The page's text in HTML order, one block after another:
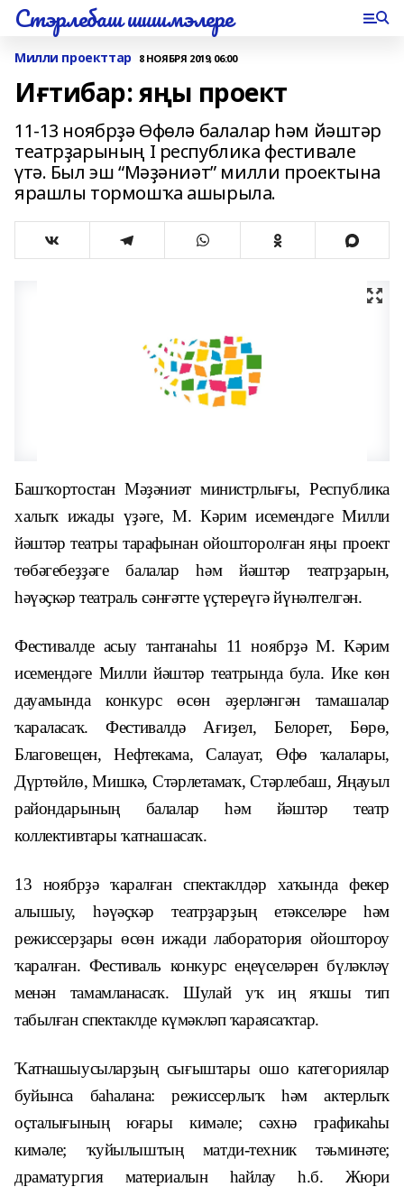
Стэрлебаш шишмэлере
Милли проекттар 8 НОЯБРЯ 2019, 06:00
Иғтибар: яңы проект
11-13 ноябрҙә Өфөлә балалар һәм йәштәр
театрҙарының I республика фестивале
үтә. Был эш “Мәҙәниәт” милли проектына
ярашлы тормошҡа ашырыла.
Башҡортостан Мәҙәниәт министрлығы, Республика
халыҡ ижады үҙәге, М. Кәрим исемендәге Милли
йәштәр театры тарафынан ойошторолған яңы проект
төбәгебеҙҙәге балалар һәм йәштәр театрҙарын,
һәүәҫкәр театраль сәнғәтте үҫтереүгә йүнәлтелгән.
Фестивалде асыу тантанаһы 11 ноябрҙә М. Кәрим
исемендәге Милли йәштәр театрында була. Ике көн
дауамында конкурс өсөн әҙерләнгән тамашалар
ҡараласаҡ. Фестивалдә Ағиҙел, Белорет, Бөрө,
Благовещен, Нефтекама, Салауат, Өфө ҡалалары,
Дүртөйлө, Мишкә, Стәрлетамаҡ, Стәрлебаш, Яңауыл
райондарының балалар һәм йәштәр театр
коллективтары ҡатнашасаҡ.
13 ноябрҙә ҡаралған спектаклдәр хаҡында фекер
алышыу, һәүәҫкәр театрҙарҙың етәкселәре һәм
режиссерҙары өсөн ижади лаборатория ойоштороу
ҡаралған. Фестиваль конкурс еңеүселәрен бүләкләү
менән тамамланасаҡ. Шулай уҡ иң яҡшы тип
табылған спектаклде күмәкләп ҡараясаҡтар.
Ҡатнашыусыларҙың сығыштары ошо категориялар
буйынса баһалана: режиссерлыҡ һәм актерлыҡ
оҫталығының юғары кимәле; сәхнә графикаһы
кимәле; ҡуйылыштың матди-техник тәьминәте;
драматургия материалын һайлау һ.б. Жюри